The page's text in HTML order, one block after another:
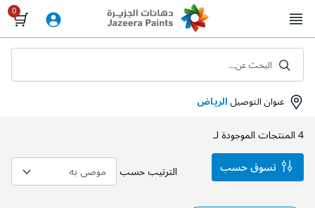
to
Content
عنوان التوصيلالرياض
البحث عن...
4المنتجات الموجودة لـ
الترتيب حسب
تسوق حسب